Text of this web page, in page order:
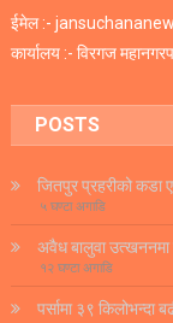
ईमेल :-
कार्यालय :- विरगज
POSTS
जितपुर प्रहरीको कडा
५ घण्टा अगाडि
अवैध बालुवा उत्खननमा
१२ घण्टा अगाडि
पर्सामा ३९ किलोभन्दा